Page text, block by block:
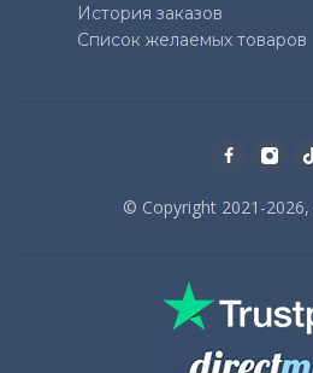
История заказов
Список желаемых товаров
© Copyright 2021-